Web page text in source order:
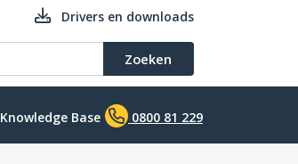
Drivers en downloads
Zoeken
Knowledge Base 0800 81 229